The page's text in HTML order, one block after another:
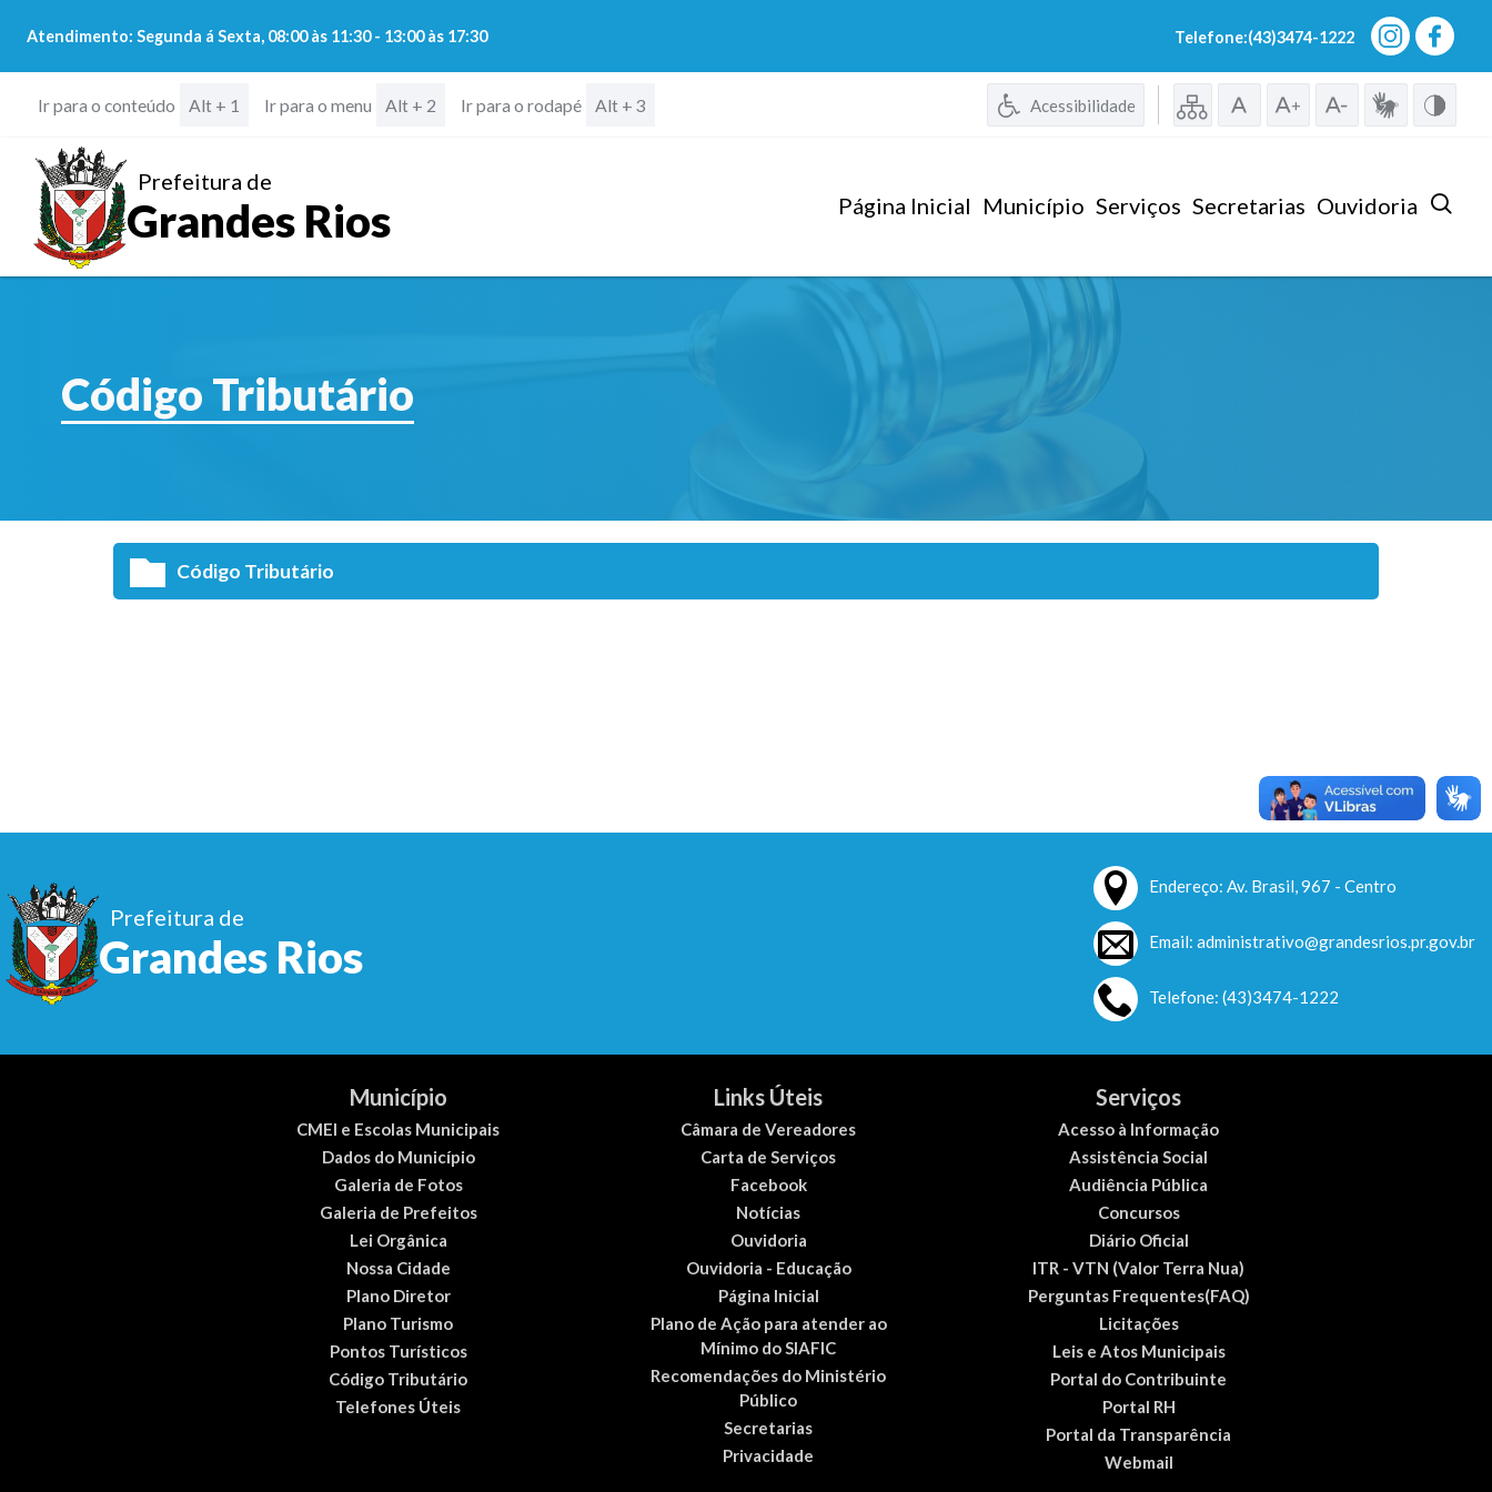
Atendimento: Segunda á Sexta, 08:00 às 11:30 - 13:00 às 17:30 Telefone:(43)3474-1222
Ir para o conteúdo Alt + 1 Ir para o menu Alt + 2 Ir para o rodapé Alt + 3 Acessibilidade
Prefeitura de
Grandes Rios Página Inicial Município Serviços Secretarias Ouvidoria
Código Tributário
Código Tributário
Prefeitura de
Grandes Rios
Endereço: Av. Brasil, 967 - Centro
Email: administrativo@grandesrios.pr.gov.br
Telefone: (43)3474-1222
Município
CMEI e Escolas Municipais
Dados do Município
Galeria de Fotos
Galeria de Prefeitos
Lei Orgânica
Nossa Cidade
Plano Diretor
Plano Turismo
Pontos Turísticos
Código Tributário
Telefones Úteis
Links Úteis
Câmara de Vereadores
Carta de Serviços
Facebook
Notícias
Ouvidoria
Ouvidoria - Educação
Página Inicial
Plano de Ação para atender ao
Mínimo do SIAFIC
Recomendações do Ministério
Público
Secretarias
Privacidade
Serviços
Acesso à Informação
Assistência Social
Audiência Pública
Concursos
Diário Oficial
ITR - VTN (Valor Terra Nua)
Perguntas Frequentes(FAQ)
Licitações
Leis e Atos Municipais
Portal do Contribuinte
Portal RH
Portal da Transparência
Webmail